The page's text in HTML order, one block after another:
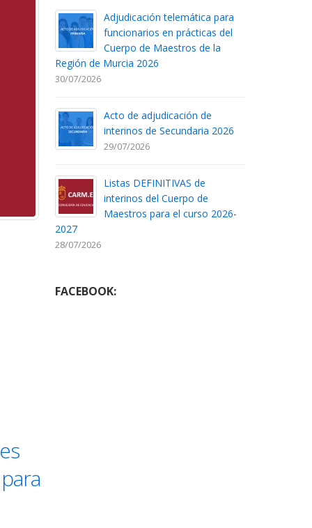
Adjudicación telemática para
funcionarios en prácticas del
Cuerpo de Maestros de la
Región de Murcia 2026
30/07/2026
Acto de adjudicación de
interinos de Secundaria 2026
29/07/2026
Listas DEFINITIVAS de
interinos del Cuerpo de
Maestros para el curso 2026-
2027
28/07/2026
FACEBOOK: